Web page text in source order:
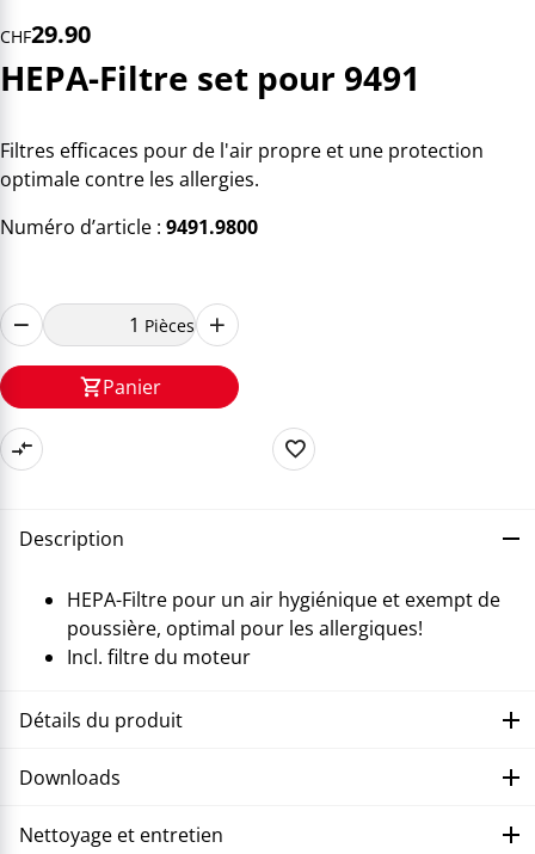
CHF29.90
HEPA-Filtre set pour 9491
Filtres efficaces pour de l'air propre et une protection
optimale contre les allergies.
Numéro d’article : 9491.9800
Pièces
Panier
Description
HEPA-Filtre pour un air hygiénique et exempt de
poussière, optimal pour les allergiques!
Incl. filtre du moteur
Détails du produit
Downloads
Nettoyage et entretien